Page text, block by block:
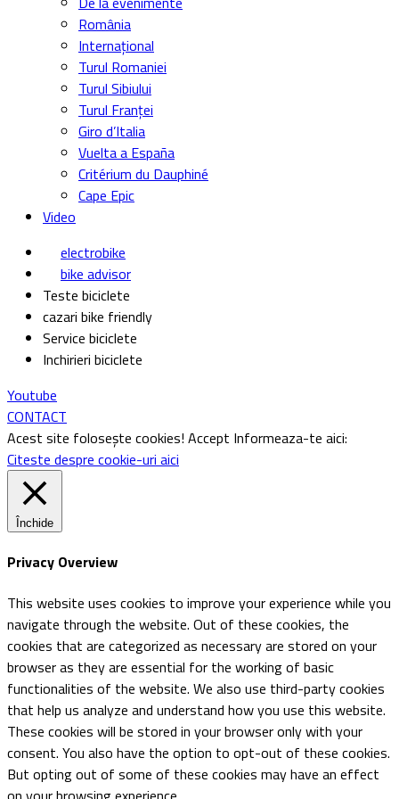
România
Internațional
Turul Romaniei
Turul Sibiului
Turul Franței
Giro d’Italia
Vuelta a España
Critérium du Dauphiné
Cape Epic
Video
electrobike
bike advisor
Teste biciclete
cazari bike friendly
Service biciclete
Inchirieri biciclete
Youtube
CONTACT
Acest site folosește cookies! Accept Informeaza-te aici:
Citeste despre cookie-uri aici
Închide
Privacy Overview
This website uses cookies to improve your experience while you
navigate through the website. Out of these cookies, the
cookies that are categorized as necessary are stored on your
browser as they are essential for the working of basic
functionalities of the website. We also use third-party cookies
that help us analyze and understand how you use this website.
These cookies will be stored in your browser only with your
consent. You also have the option to opt-out of these cookies.
But opting out of some of these cookies may have an effect